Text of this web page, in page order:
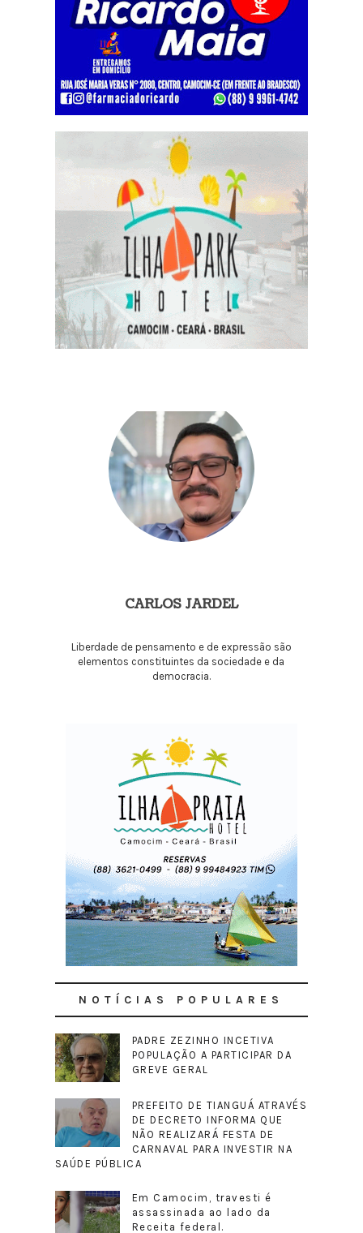
CARLOS JARDEL
Liberdade de pensamento e de expressão são
elementos constituintes da sociedade e da
democracia.
NOTÍCIAS POPULARES
PADRE ZEZINHO INCETIVA
POPULAÇÃO A PARTICIPAR DA
GREVE GERAL
PREFEITO DE TIANGUÁ ATRAVÉS
DE DECRETO INFORMA QUE
NÃO REALIZARÁ FESTA DE
CARNAVAL PARA INVESTIR NA
SAÚDE PÚBLICA
Em Camocim, travesti é
assassinada ao lado da
Receita federal.